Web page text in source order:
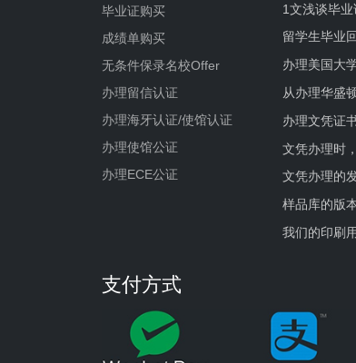
毕业证购买
成绩单购买
无条件保录名校Offer
办理留信认证
办理海牙认证/使馆认证
办理使馆公证
办理ECE公证
1文浅谈毕
留学生毕业
办理美国大
从办理华盛
办理文凭证
文凭办理时
文凭办理的
样品库的版
我们的印刷
支付方式